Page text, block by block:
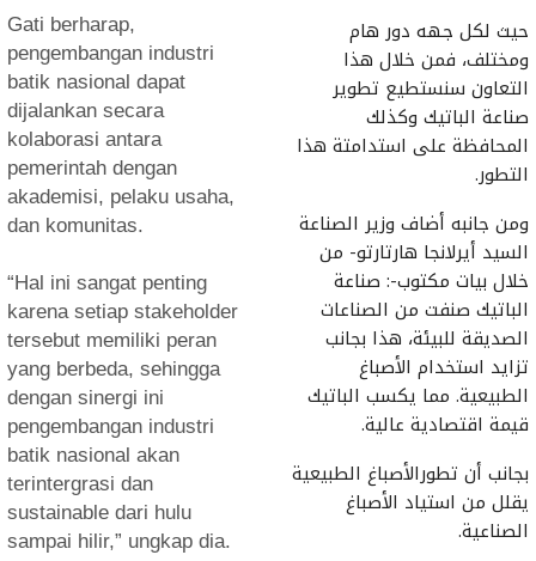
حيث لكل جهه دور هام
ومختلف، فمن خلال هذا
التعاون سنستطيع تطوير
صناعة الباتيك وكذلك
المحافظة على استدامتة هذا
التطور.
ومن جانبه أضاف وزير الصناعة
السيد أيرلانجا هارتارتو- من
خلال بيات مكتوب-: صناعة
الباتيك صنفت من الصناعات
الصديقة للبيئة، هذا بجانب
تزايد استخدام الأصباغ
الطبيعية. مما يكسب الباتيك
قيمة اقتصادية عالية.
بجانب أن تطورالأصباغ الطبيعية
يقلل من استياد الأصباغ
الصناعية.
Gati berharap,
pengembangan industri
batik nasional dapat
dijalankan secara
kolaborasi antara
pemerintah dengan
akademisi, pelaku usaha,
dan komunitas.
“Hal ini sangat penting
karena setiap stakeholder
tersebut memiliki peran
yang berbeda, sehingga
dengan sinergi ini
pengembangan industri
batik nasional akan
terintergrasi dan
sustainable dari hulu
sampai hilir,” ungkap dia.